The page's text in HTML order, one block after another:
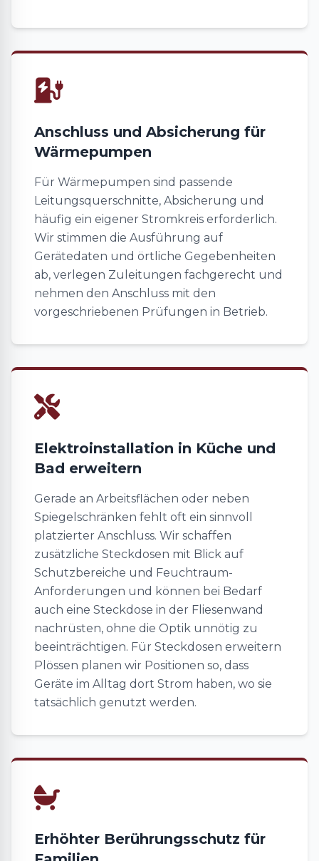
Anschluss und Absicherung für
Wärmepumpen
Für Wärmepumpen sind passende
Leitungsquerschnitte, Absicherung und
häufig ein eigener Stromkreis erforderlich.
Wir stimmen die Ausführung auf
Gerätedaten und örtliche Gegebenheiten
ab, verlegen Zuleitungen fachgerecht und
nehmen den Anschluss mit den
vorgeschriebenen Prüfungen in Betrieb.
Elektroinstallation in Küche und
Bad erweitern
Gerade an Arbeitsflächen oder neben
Spiegelschränken fehlt oft ein sinnvoll
platzierter Anschluss. Wir schaffen
zusätzliche Steckdosen mit Blick auf
Schutzbereiche und Feuchtraum-
Anforderungen und können bei Bedarf
auch eine Steckdose in der Fliesenwand
nachrüsten, ohne die Optik unnötig zu
beeinträchtigen. Für Steckdosen erweitern
Plössen planen wir Positionen so, dass
Geräte im Alltag dort Strom haben, wo sie
tatsächlich genutzt werden.
Erhöhter Berührungsschutz für